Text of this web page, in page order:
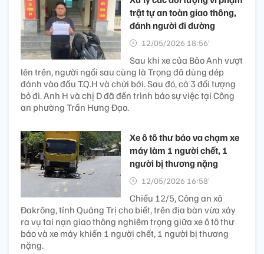
trật tự an toàn giao thông,
đánh người đi đường
12/05/2026 18:56’
Sau khi xe của Bảo Anh vượt
lên trên, người ngồi sau cùng là Trọng đã dùng dép
đánh vào đầu T.Q.H và chửi bới. Sau đó, cả 3 đối tượng
bỏ đi. Anh H và chị D đã đến trình báo sự việc tại Công
an phường Trần Hưng Đạo.
Xe ô tô thư báo va chạm xe
máy làm 1 người chết, 1
người bị thương nặng
12/05/2026 16:58’
Chiều 12/5, Công an xã
Đakrông, tỉnh Quảng Trị cho biết, trên địa bàn vừa xảy
ra vụ tai nạn giao thông nghiêm trọng giữa xe ô tô thư
báo và xe máy khiến 1 người chết, 1 người bị thương
nặng.